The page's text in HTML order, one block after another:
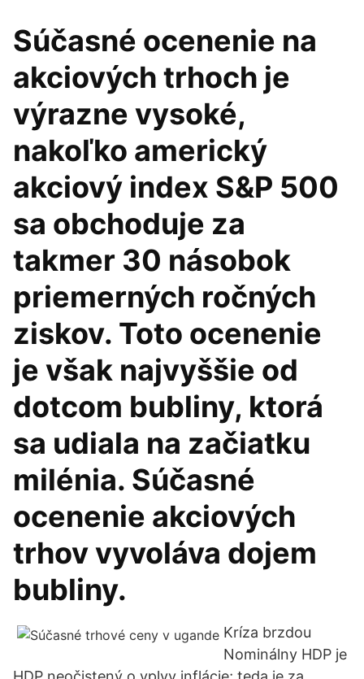
Súčasné ocenenie na
akciových trhoch je
výrazne vysoké,
nakoľko americký
akciový index S&P 500
sa obchoduje za
takmer 30 násobok
priemerných ročných
ziskov. Toto ocenenie
je však najvyššie od
dotcom bubliny, ktorá
sa udiala na začiatku
milénia. Súčasné
ocenenie akciových
trhov vyvoláva dojem
bubliny.
Kríza brzdou
Nominálny HDP je